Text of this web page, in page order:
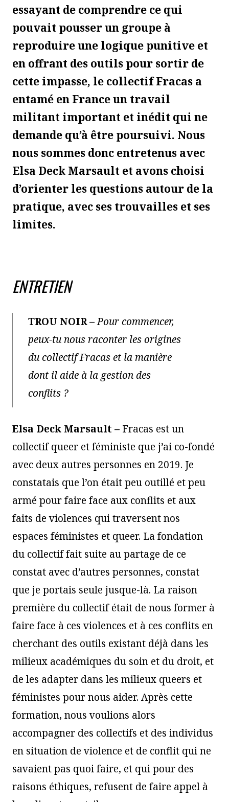
essayant de comprendre ce qui
pouvait pousser un groupe à
reproduire une logique punitive et
en offrant des outils pour sortir de
cette impasse, le collectif Fracas a
entamé en France un travail
militant important et inédit qui ne
demande qu’à être poursuivi. Nous
nous sommes donc entretenus avec
Elsa Deck Marsault et avons choisi
d’orienter les questions autour de la
pratique, avec ses trouvailles et ses
limites.
ENTRETIEN
TROU NOIR –Pour commencer,
peux-tu nous raconter les origines
du collectif Fracas et la manière
dont il aide à la gestion des
conflits ?
Elsa Deck Marsault – Fracas est un
collectif queer et féministe que j’ai co-fondé
avec deux autres personnes en 2019. Je
constatais que l’on était peu outillé et peu
armé pour faire face aux conflits et aux
faits de violences qui traversent nos
espaces féministes et queer. La fondation
du collectif fait suite au partage de ce
constat avec d’autres personnes, constat
que je portais seule jusque-là. La raison
première du collectif était de nous former à
faire face à ces violences et à ces conflits en
cherchant des outils existant déjà dans les
milieux académiques du soin et du droit, et
de les adapter dans les milieux queers et
féministes pour nous aider. Après cette
formation, nous voulions alors
accompagner des collectifs et des individus
en situation de violence et de conflit qui ne
savaient pas quoi faire, et qui pour des
raisons éthiques, refusent de faire appel à